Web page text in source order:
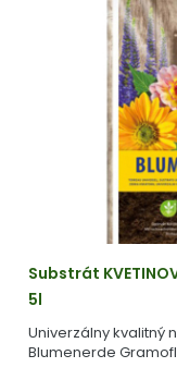
Substrát
5l
Univerzálny kvalitný
Blumenerde